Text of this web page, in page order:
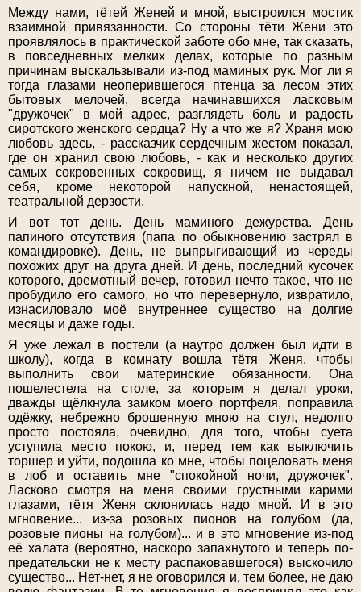
Между нами, тётей Женей и мной, выстроился мостик
взаимной привязанности. Со стороны тёти Жени это
проявлялось в практической заботе обо мне, так сказать,
в повседневных мелких делах, которые по разным
причинам выскальзывали из-под маминых рук. Мог ли я
тогда глазами неоперившегося птенца за лесом этих
бытовых мелочей, всегда начинавшихся ласковым
"дружочек" в мой адрес, разглядеть боль и радость
сиротского женского сердца? Ну а что же я? Храня мою
любовь здесь, - рассказчик сердечным жестом показал,
где он хранил свою любовь, - как и несколько других
самых сокровенных сокровищ, я ничем не выдавал
себя, кроме некоторой напускной, ненастоящей,
театральной дерзости.
И вот тот день. День маминого дежурства. День
папиного отсутствия (папа по обыкновению застрял в
командировке). День, не выпрыгивающий из череды
похожих друг на друга дней. И день, последний кусочек
которого, дремотный вечер, готовил нечто такое, что не
пробудило его самого, но что перевернуло, извратило,
изнасиловало моё внутреннее существо на долгие
месяцы и даже годы.
Я уже лежал в постели (а наутро должен был идти в
школу), когда в комнату вошла тётя Женя, чтобы
выполнить свои материнские обязанности. Она
пошелестела на столе, за которым я делал уроки,
дважды щёлкнула замком моего портфеля, поправила
одёжку, небрежно брошенную мною на стул, недолго
просто постояла, очевидно, для того, чтобы суета
уступила место покою, и, перед тем как выключить
торшер и уйти, подошла ко мне, чтобы поцеловать меня
в лоб и оставить мне "спокойной ночи, дружочек".
Ласково смотря на меня своими грустными карими
глазами, тётя Женя склонилась надо мной. И в это
мгновение... из-за розовых пионов на голубом (да,
розовые пионы на голубом)... и в это мгновение из-под
её халата (вероятно, наскоро запахнутого и теперь по-
предательски не к месту распаковавшегося) выскочило
существо... Нет-нет, я не оговорился и, тем более, не даю